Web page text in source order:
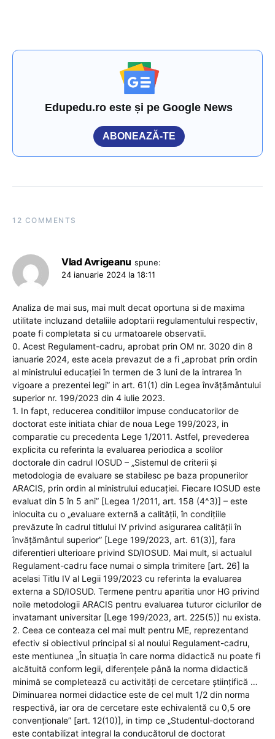
Edupedu.ro este și pe Google News
ABONEAZĂ-TE
12 COMMENTS
Vlad Avrigeanu spune:
24 ianuarie 2024 la 18:11
Analiza de mai sus, mai mult decat oportuna si de maxima
utilitate incluzand detaliile adoptarii regulamentului respectiv,
poate fi completata si cu urmatoarele observatii.
0. Acest Regulament-cadru, aprobat prin OM nr. 3020 din 8
ianuarie 2024, este acela prevazut de a fi „aprobat prin ordin
al ministrului educației în termen de 3 luni de la intrarea în
vigoare a prezentei legi” in art. 61(1) din Legea învățământului
superior nr. 199/2023 din 4 iulie 2023.
1. In fapt, reducerea conditiilor impuse conducatorilor de
doctorat este initiata chiar de noua Lege 199/2023, in
comparatie cu precedenta Lege 1/2011. Astfel, prevederea
explicita cu referinta la evaluarea periodica a scolilor
doctorale din cadrul IOSUD – „Sistemul de criterii și
metodologia de evaluare se stabilesc pe baza propunerilor
ARACIS, prin ordin al ministrului educației. Fiecare IOSUD este
evaluat din 5 în 5 ani” [Legea 1/2011, art. 158 (4^3)] – este
inlocuita cu o „evaluare externă a calității, în condițiile
prevăzute în cadrul titlului IV privind asigurarea calității în
învățământul superior” [Lege 199/2023, art. 61(3)], fara
diferentieri ulterioare privind SD/IOSUD. Mai mult, si actualul
Regulament-cadru face numai o simpla trimitere [art. 26] la
acelasi Titlu IV al Legii 199/2023 cu referinta la evaluarea
externa a SD/IOSUD. Termene pentru aparitia unor HG privind
noile metodologii ARACIS pentru evaluarea tuturor ciclurilor de
invatamant universitar [Lege 199/2023, art. 225(5)] nu exista.
2. Ceea ce conteaza cel mai mult pentru ME, reprezentand
efectiv si obiectivul principal si al noului Regulament-cadru,
este mentiunea „În situația în care norma didactică nu poate fi
alcătuită conform legii, diferențele până la norma didactică
minimă se completează cu activități de cercetare științifică …
Diminuarea normei didactice este de cel mult 1/2 din norma
respectivă, iar ora de cercetare este echivalentă cu 0,5 ore
convenționale” [art. 12(10)], in timp ce „Studentul-doctorand
este contabilizat integral la conducătorul de doctorat